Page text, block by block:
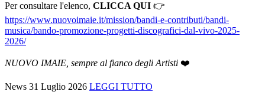
Per consultare l'elenco, CLICCA QUI 👉
https://www.nuovoimaie.it/mission/bandi-e-contributi/bandi-
musica/bando-promozione-progetti-discografici-dal-vivo-2025-
2026/
NUOVO IMAIE, sempre al fianco degli Artisti ❤️
News 31 Luglio 2026 LEGGI TUTTO